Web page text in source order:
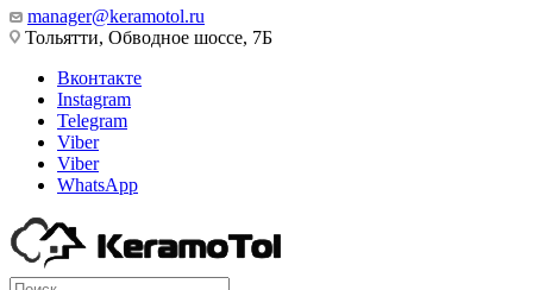
manager@keramotol.ru
Тольятти, Обводное шоссе, 7Б
Вконтакте
Instagram
Telegram
Viber
Viber
WhatsApp